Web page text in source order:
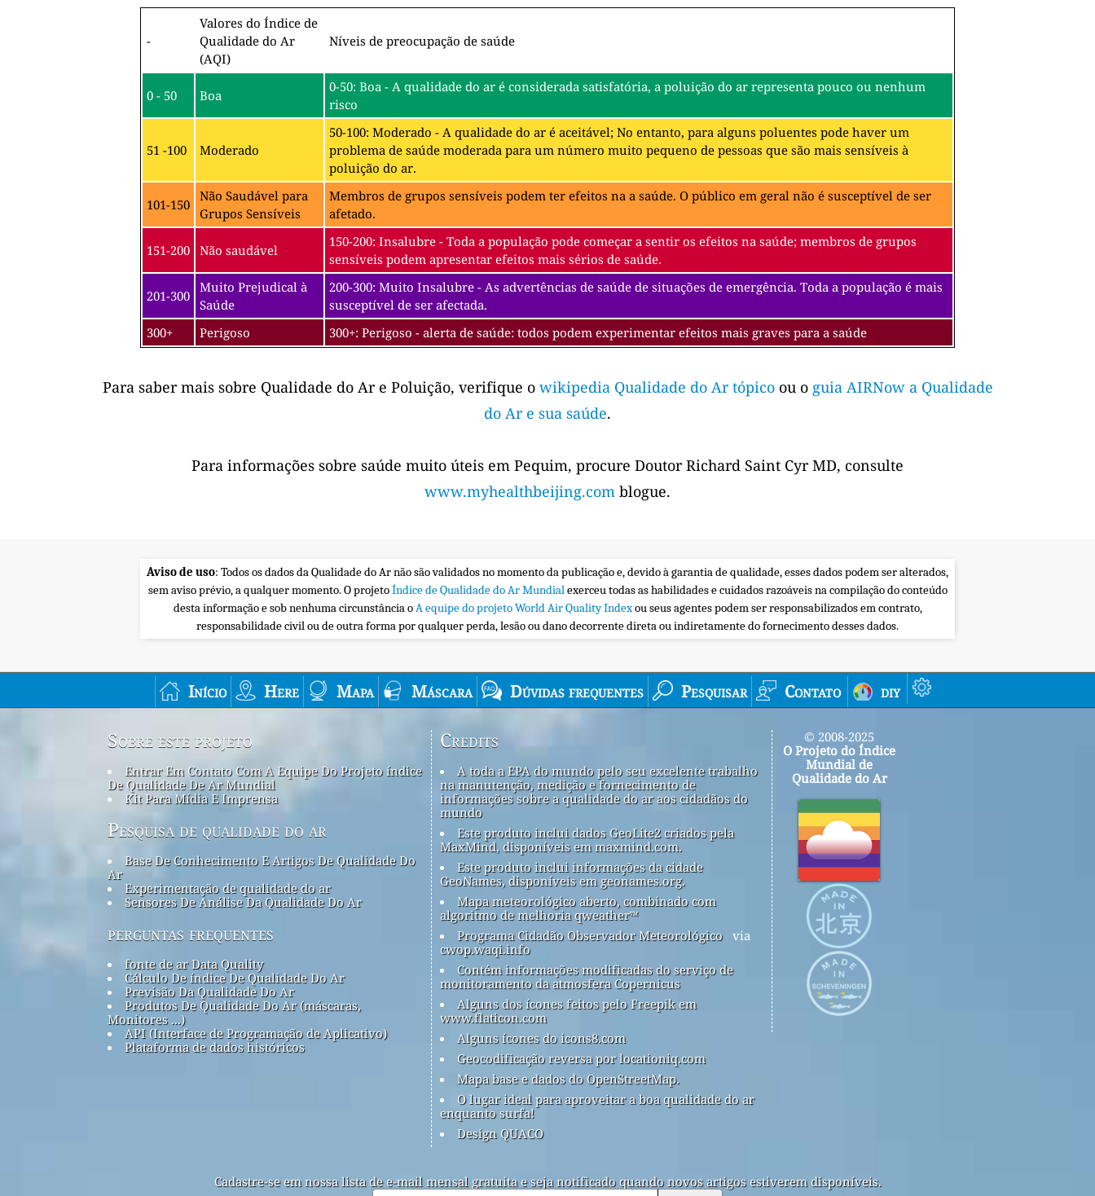
-
Valores do Índice de
Qualidade do Ar
(AQI)
Níveis de preocupação de saúde
0 - 50 Boa
0-50: Boa - A qualidade do ar é considerada satisfatória, a poluição do ar representa pouco ou nenhum
risco
51 -100 Moderado
50-100: Moderado - A qualidade do ar é aceitável; No entanto, para alguns poluentes pode haver um
problema de saúde moderada para um número muito pequeno de pessoas que são mais sensíveis à
poluição do ar.
101-150
Não Saudável para
Grupos Sensíveis
Membros de grupos sensíveis podem ter efeitos na a saúde. O público em geral não é susceptível de ser
afetado.
151-200 Não saudável
150-200: Insalubre - Toda a população pode começar a sentir os efeitos na saúde; membros de grupos
sensíveis podem apresentar efeitos mais sérios de saúde.
201-300
Muito Prejudical à
Saúde
200-300: Muito Insalubre - As advertências de saúde de situações de emergência. Toda a população é mais
susceptível de ser afectada.
300+
Perigoso 300+: Perigoso - alerta de saúde: todos podem experimentar efeitos mais graves para a saúde
Para saber mais sobre Qualidade do Ar e Poluição, verifique o wikipedia Qualidade do Ar tópico ou o guia AIRNow a Qualidade
do Ar e sua saúde.
Para informações sobre saúde muito úteis em Pequim, procure Doutor Richard Saint Cyr MD, consulte
www.myhealthbeijing.com blogue.
Aviso de uso: Todos os dados da Qualidade do Ar não são validados no momento da publicação e, devido à garantia de qualidade, esses dados podem ser alterados,
sem aviso prévio, a qualquer momento. O projetoÍndice de Qualidade do Ar Mundialexerceu todas as habilidades e cuidados razoáveis na compilação do conteúdo
desta informação e sob nenhuma circunstância oA equipe do projeto World Air Quality Indexou seus agentes podem ser responsabilizados em contrato,
responsabilidade civil ou de outra forma por qualquer perda, lesão ou dano decorrente direta ou indiretamente do fornecimento desses dados.
Início Here Mapa Máscara Dúvidas frequentes Pesquisar Contato diy
Sobre este projeto
Entrar Em Contato Com A Equipe Do Projeto índice
De Qualidade De Ar Mundial
Kit Para Mídia E Imprensa
Pesquisa de qualidade do ar
Base De Conhecimento E Artigos De Qualidade Do
Ar
Experimentação de qualidade do ar
Sensores De Análise Da Qualidade Do Ar
perguntas frequentes
fonte de ar Data Quality
Cálculo De índice De Qualidade Do Ar
Previsão Da Qualidade Do Ar
Produtos De Qualidade Do Ar (máscaras,
Monitores ...)
API (Interface de Programação de Aplicativo)
Plataforma de dados históricos
Credits
A toda a EPA do mundo pelo seu excelente trabalho
na manutenção, medição e fornecimento de
informações sobre a qualidade do ar aos cidadãos do
mundo
Este produto inclui dados GeoLite2 criados pela
MaxMind, disponíveis em maxmind.com.
Este produto inclui informações da cidade
GeoNames, disponíveis em geonames.org.
Mapa meteorológico aberto, combinado com
algoritmo de melhoria qweather™
Programa Cidadão Observador Meteorológico via
cwop.waqi.info
Contém informações modificadas do serviço de
monitoramento da atmosfera Copernicus
Alguns dos ícones feitos pelo Freepik em
www.flaticon.com
Alguns ícones do icons8.com
Geocodificação reversa por locationiq.com
Mapa base e dados do OpenStreetMap.
O lugar ideal para aproveitar a boa qualidade do ar
enquanto surfa!
Design QUACO
© 2008-2025
O Projeto do Índice
Mundial de
Qualidade do Ar
Cadastre-se em nossa lista de e-mail mensal gratuita e seja notificado quando novos artigos estiverem disponíveis.